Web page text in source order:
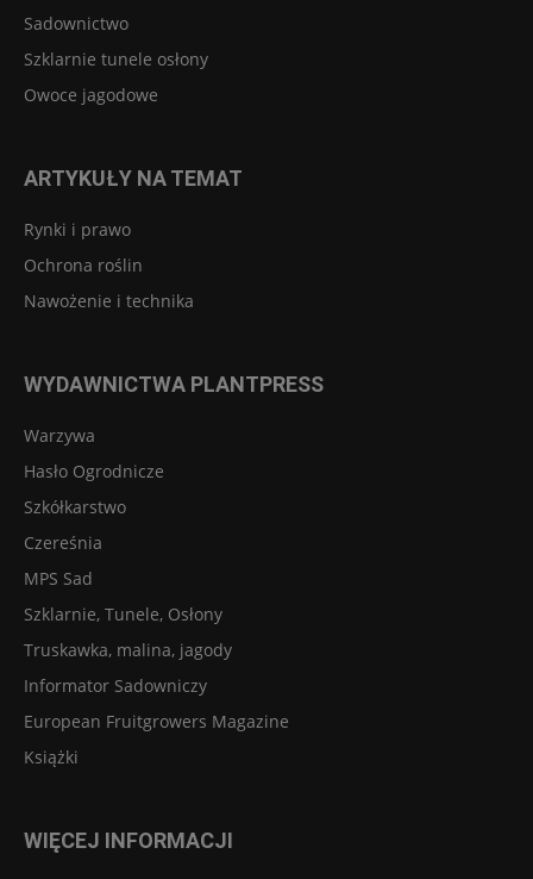
Sadownictwo
Szklarnie tunele osłony
Owoce jagodowe
ARTYKUŁY NA TEMAT
Rynki i prawo
Ochrona roślin
Nawożenie i technika
WYDAWNICTWA PLANTPRESS
Warzywa
Hasło Ogrodnicze
Szkółkarstwo
Czereśnia
MPS Sad
Szklarnie, Tunele, Osłony
Truskawka, malina, jagody
Informator Sadowniczy
European Fruitgrowers Magazine
Książki
WIĘCEJ INFORMACJI